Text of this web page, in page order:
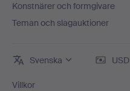
Konstnärer och formgivare
Teman och slagauktioner
Svenska USD
Villkor